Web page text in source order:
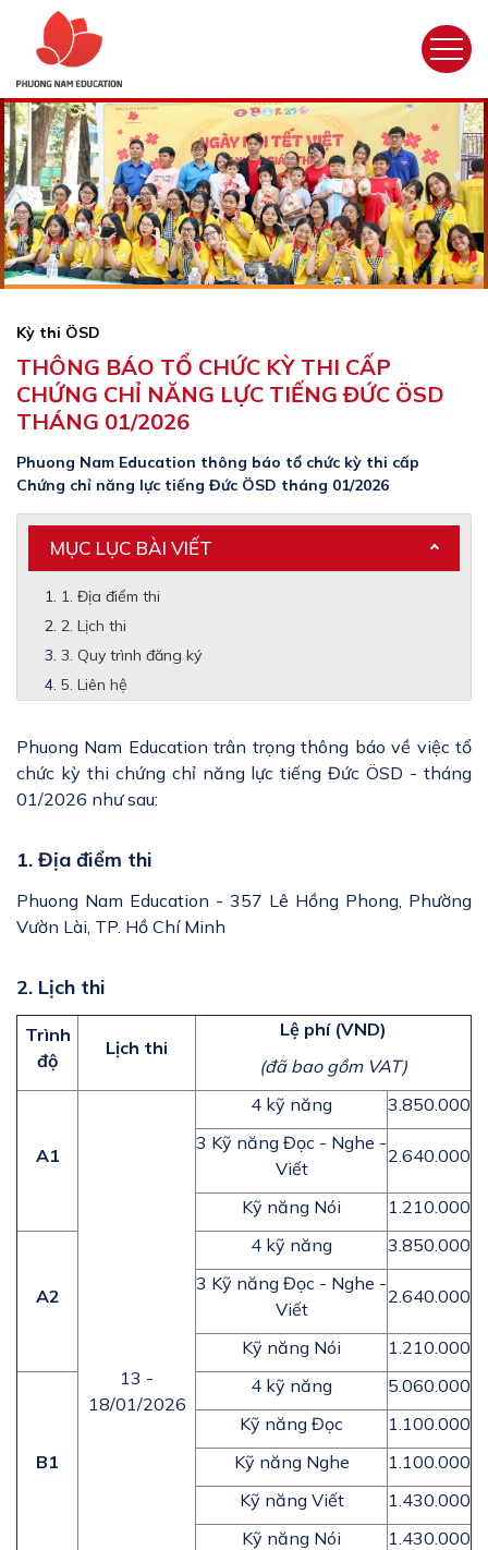
Kỳ thi ÖSD
THÔNG BÁO TỔ CHỨC KỲ THI CẤP
CHỨNG CHỈ NĂNG LỰC TIẾNG ĐỨC ÖSD
THÁNG 01/2026
Phuong Nam Education thông báo tổ chức kỳ thi cấp
Chứng chỉ năng lực tiếng Đức ÖSD tháng 01/2026
MỤC LỤC BÀI VIẾT
1. Địa điểm thi
2. Lịch thi
3. Quy trình đăng ký
5. Liên hệ
Phuong Nam Education trân trọng thông báo về việc tổ
chức kỳ thi chứng chỉ năng lực tiếng Đức ÖSD - tháng
01/2026 như sau:
1. Địa điểm thi
Phuong Nam Education - 357 Lê Hồng Phong, Phường
Vườn Lài, TP. Hồ Chí Minh
2. Lịch thi
Trình
độ
Lịch thi
Lệ phí (VND)
(đã bao gồm VAT)
A1
13 -
18/01/2026
4 kỹ năng
3.850.000
3 Kỹ năng Đọc - Nghe -
Viết
2.640.000
Kỹ năng Nói 1.210.000
A2
4 kỹ năng
3.850.000
3 Kỹ năng Đọc - Nghe -
Viết
2.640.000
Kỹ năng Nói 1.210.000
B1
4 kỹ năng
5.060.000
Kỹ năng Đọc
1.100.000
Kỹ năng Nghe
1.100.000
Kỹ năng Viết
1.430.000
Kỹ năng Nói
1.430.000